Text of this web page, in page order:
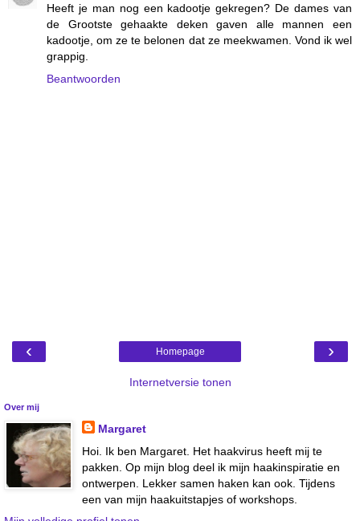
Heeft je man nog een kadootje gekregen? De dames van
de Grootste gehaakte deken gaven alle mannen een
kadootje, om ze te belonen dat ze meekwamen. Vond ik wel
grappig.
Beantwoorden
‹ ›
Homepage
Internetversie tonen
Over mij
Margaret
Hoi. Ik ben Margaret. Het haakvirus heeft mij te
pakken. Op mijn blog deel ik mijn haakinspiratie en
ontwerpen. Lekker samen haken kan ook. Tijdens
een van mijn haakuitstapjes of workshops.